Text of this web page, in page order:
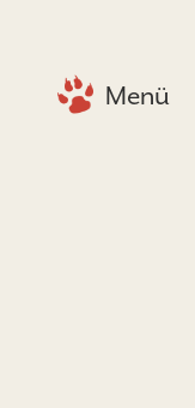
Menü